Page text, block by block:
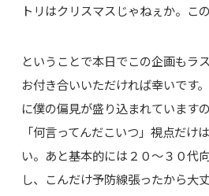
トリはクリスマスじゃねぇか。こ
ということで本日でこの企画もラ
お付き合いいただければ幸いです
に僕の偏見が盛り込まれています
「何言ってんだこいつ」視点だけ
い。あと基本的には２０～３０代
し、こんだけ予防線張ったから大